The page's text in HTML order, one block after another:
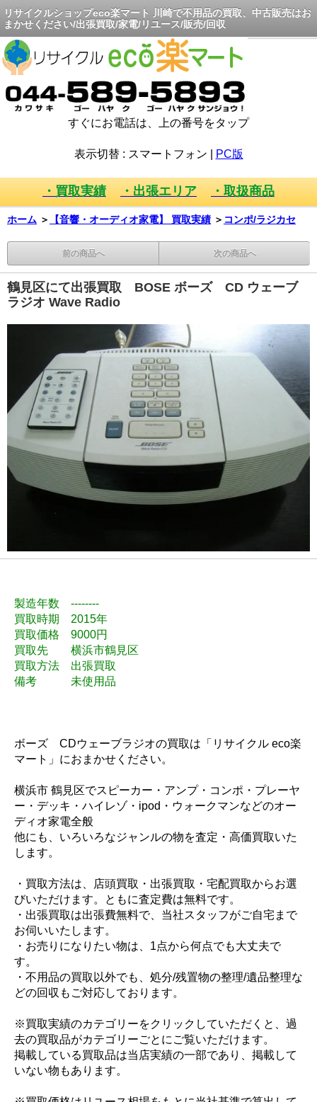
リサイクルショップeco楽マート 川崎で不用品の買取、中古販売はお
まかせください/出張買取/家電/リユース/販売/回収
すぐにお電話は、上の番号をタップ
表示切替 : スマートフォン PC版
・買取実績 ・出張エリア ・取扱商品
ホーム ＞ 【音響・オーディオ家電】 買取実績 ＞ コンポ/ラジカセ
前の商品へ 次の商品へ
鶴見区にて出張買取 BOSE ボーズ CD ウェーブ
ラジオ Wave Radio
製造年数 --------
買取時期 2015年
買取価格 9000円
買取先 横浜市鶴見区
買取方法 出張買取
備考 未使用品
ボーズ CDウェーブラジオの買取は「リサイクル eco楽
マート」におまかせください。
横浜市 鶴見区でスピーカー・アンプ・コンポ・プレーヤ
ー・デッキ・ハイレゾ・ipod・ウォークマンなどのオー
ディオ家電全般
他にも、いろいろなジャンルの物を査定・高価買取いた
します。
・買取方法は、店頭買取・出張買取・宅配買取からお選
びいただけます。ともに査定費は無料です。
・出張買取は出張費無料で、当社スタッフがご自宅まで
お伺いいたします。
・お売りになりたい物は、1点から何点でも大丈夫で
す。
・不用品の買取以外でも、処分/残置物の整理/遺品整理な
どの回収もご対応しております。
※買取実績のカテゴリーをクリックしていただくと、過
去の買取品がカテゴリーごとにご覧いただけます。
掲載している買取品は当店実績の一部であり、掲載して
いない物もあります。